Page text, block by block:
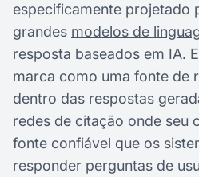
especificamente projetado
grandes modelos de
resposta baseados em IA.
marca como uma fonte de
dentro das respostas
redes de citação onde seu
fonte confiável que os
responder perguntas de